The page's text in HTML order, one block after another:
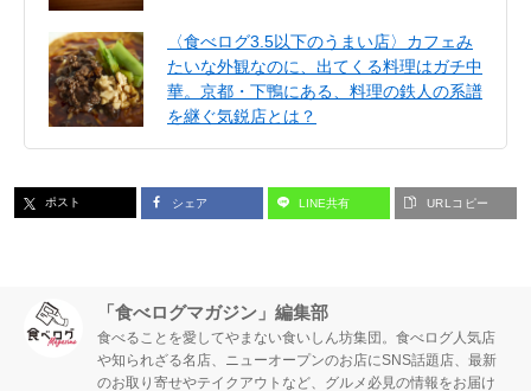
〈食べログ3.5以下のうまい店〉カフェみ
たいな外観なのに、出てくる料理はガチ中
華。京都・下鴨にある、料理の鉄人の系譜
を継ぐ気鋭店とは？
ポスト シェア LINE共有 URLコピー
「食べログマガジン」編集部
食べることを愛してやまない食いしん坊集団。食べログ人気店
や知られざる名店、ニューオープンのお店にSNS話題店、最新
のお取り寄せやテイクアウトなど、グルメ必見の情報をお届け